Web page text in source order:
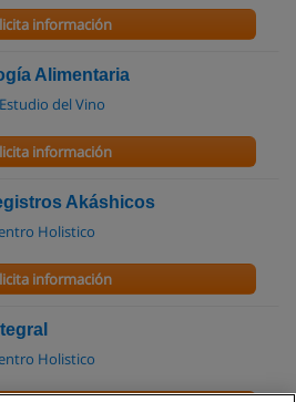
información
Alimentaria
del Vino
información
Akáshicos
Holistico
información
Holistico